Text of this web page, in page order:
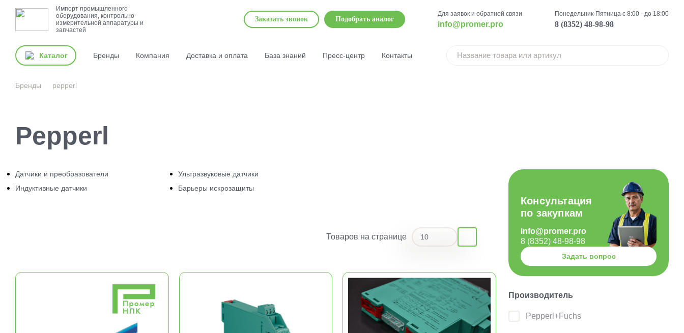
Импорт промышленного
оборудования, контрольно-
измерительной аппаратуры и
запчастей
Заказать звонок Подобрать аналог
Для заявок и обратной связи
info@promer.pro
Понедельник-Пятница с 8:00 - до 18:00
8 (8352) 48-98-98
Каталог Бренды Компания Доставка и оплата База знаний Пресс-центр Контакты
Бренды pepperl
Pepperl
Датчики и преобразователи
Индуктивные датчики
Ультразвуковые датчики
Барьеры искрозащиты
Консультация
по закупкам
info@promer.pro
8 (8352) 48-98-98
Задать вопрос
Производитель
Pepperl+Fuchs
Товаров на странице 10
20